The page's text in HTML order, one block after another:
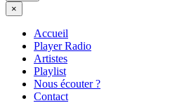
×
Accueil
Player Radio
Artistes
Playlist
Nous écouter ?
Contact